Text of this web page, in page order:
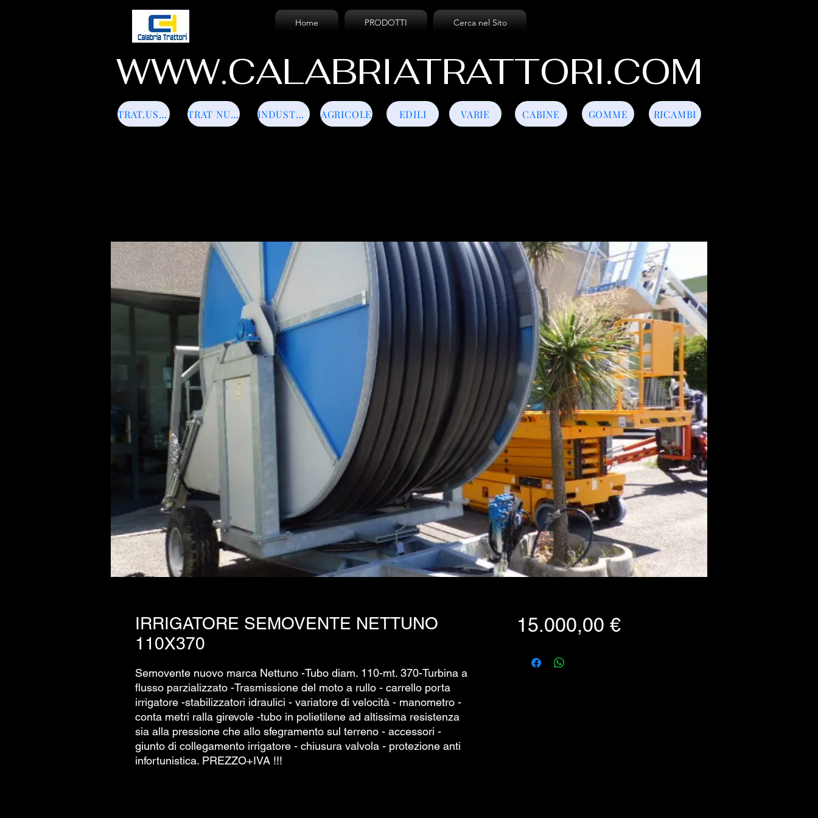
Home PRODOTTI Cerca nel Sito
WWW.CALABRIATRATTORI.COM
TRAT.USATI TRAT NUOVI INDUSTRIALI EDILI
AGRICOLE VARIE GOMME
CABINE RICAMBI
IRRIGATORE SEMOVENTE NETTUNO
110X370
Semovente nuovo marca Nettuno -Tubo diam. 110-mt. 370-Turbina a
flusso parzializzato -Trasmissione del moto a rullo - carrello porta
irrigatore -stabilizzatori idraulici - variatore di velocità - manometro -
conta metri ralla girevole -tubo in polietilene ad altissima resistenza
sia alla pressione che allo sfegramento sul terreno - accessori -
giunto di collegamento irrigatore - chiusura valvola - protezione anti
infortunistica. PREZZO+IVA !!!
15.000,00 €Prezzo